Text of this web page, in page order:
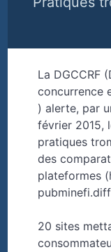
La DGCCRF
concurrence
) alerte, par
février 2015,
pratiques
des
plateformes
20 sites